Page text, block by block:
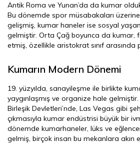
Antik Roma ve Yunan’da da kumar
Bu dönemde spor müsabakaları
gelişmiş, kumar haneler ise sosyal
gelmiştir. Orta Çağ boyunca da kumar,
etmiş, özellikle aristokrat sınıf
Kumarın Modern Dönemi
19. yüzyılda, sanayileşme ile birlikte
yaygınlaşmış ve organize hale
Birleşik Devletleri’nde, Las Vegas gibi
çıkmasıyla kumar endüstrisi büyük bir
dönemde kumarhaneler, lüks ve
gelmiş, birçok insan bu mekanlara akın